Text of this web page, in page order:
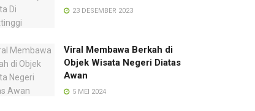
23 DESEMBER 2023
Viral Membawa Berkah di
Objek Wisata Negeri Diatas
Awan
5 MEI 2024